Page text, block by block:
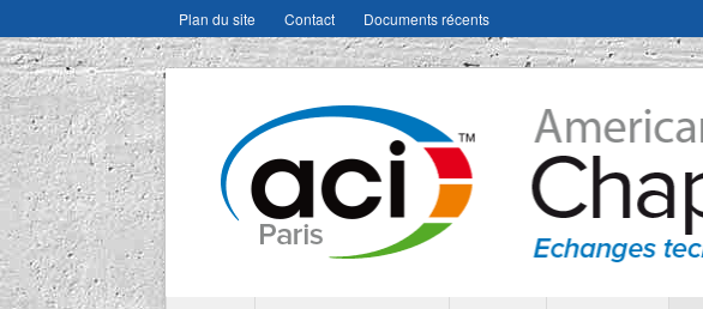
Plan du site Contact Documents récents